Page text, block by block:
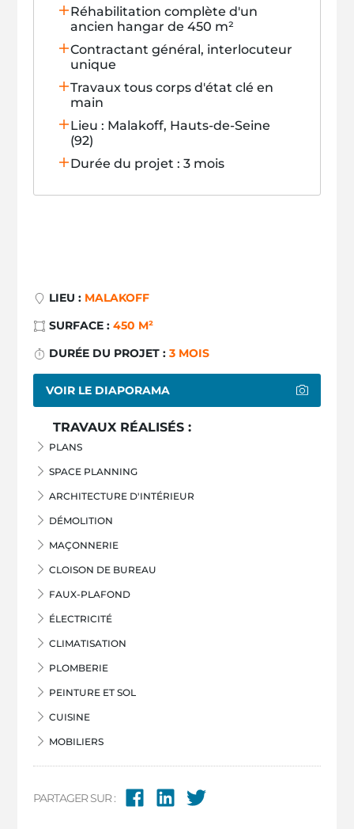
Réhabilitation complète d'un
ancien hangar de 450 m²
Contractant général, interlocuteur
unique
Travaux tous corps d'état clé en
main
Lieu : Malakoff, Hauts-de-Seine
(92)
Durée du projet : 3 mois
LIEU : MALAKOFF
SURFACE :450 M²
DURÉE DU PROJET :3 MOIS
VOIR LE DIAPORAMA
TRAVAUX RÉALISÉS :
PLANS
SPACE PLANNING
ARCHITECTURE D'INTÉRIEUR
DÉMOLITION
MAÇONNERIE
CLOISON DE BUREAU
FAUX-PLAFOND
ÉLECTRICITÉ
CLIMATISATION
PLOMBERIE
PEINTURE ET SOL
CUISINE
MOBILIERS
PARTAGER SUR :